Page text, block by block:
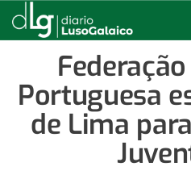
Portuguesa
de Lima